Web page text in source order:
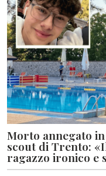
Morto annegato
scout di Trento:
ragazzo ironico e